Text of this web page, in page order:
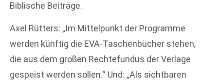
Biblische Beiträge.
Axel Rütters: „Im Mittelpunkt der Programme
werden künftig die EVA-Taschenbücher stehen,
die aus dem großen Rechtefundus der Verlage
gespeist werden sollen.“ Und: „Als sichtbaren